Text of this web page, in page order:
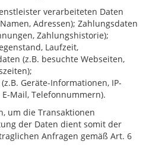
verarbeiteten Daten
Adressen); Zahlungsdaten
Zahlungshistorie);
Laufzeit,
(z.B. besuchte Webseiten,
Geräte-Informationen, IP-
Mail, Telefonnummern).
um die Transaktionen
der Daten dient somit der
Anfragen gemäß Art. 6